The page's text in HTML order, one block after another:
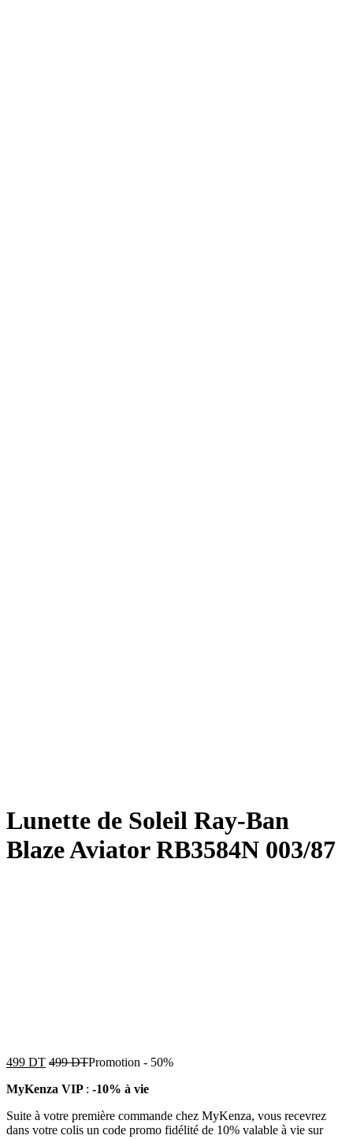
Lunette de Soleil Ray-Ban
Blaze Aviator RB3584N 003/87
499 DT 499DTPromotion - 50%
MyKenza VIP : -10% à vie
Suite à votre première commande chez MyKenza, vous recevrez
dans votre colis un code promo fidélité de 10% valable à vie sur